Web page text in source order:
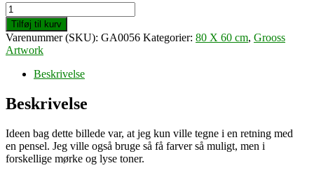
Red
attack
(80
X
60
Tilføj til kurv
Varenummer (SKU): GA0056 Kategorier: 80 X 60 cm, Grooss
Artwork
Beskrivelse
Beskrivelse
Ideen bag dette billede var, at jeg kun ville tegne i en retning med
en pensel. Jeg ville også bruge så få farver så muligt, men i
forskellige mørke og lyse toner.